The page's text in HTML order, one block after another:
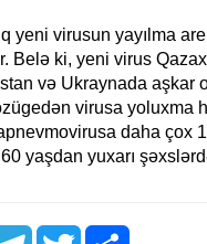
yeni virusun yayılma
Belə ki, yeni virus
və Ukraynada aşkar
virusa yoluxma
daha çox
yaşdan yuxarı
TelegramTwitter